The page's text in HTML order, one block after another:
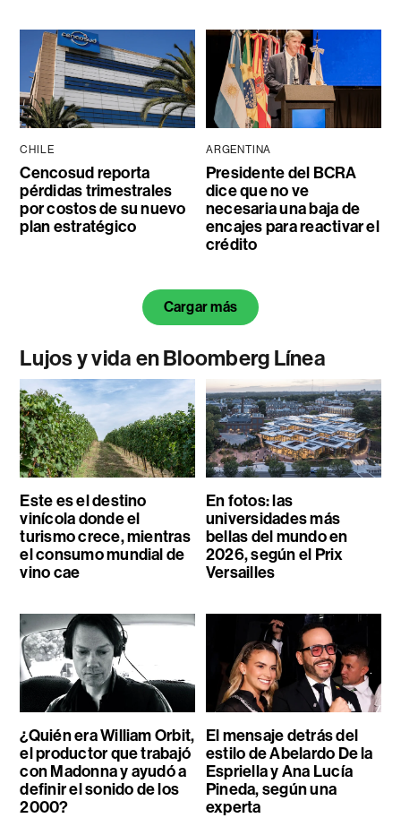
CHILE
Cencosud reporta
pérdidas trimestrales
por costos de su nuevo
plan estratégico
ARGENTINA
Presidente del BCRA
dice que no ve
necesaria una baja de
encajes para reactivar el
crédito
Cargar más
Lujos y vida en Bloomberg Línea
Este es el destino
vinícola donde el
turismo crece, mientras
el consumo mundial de
vino cae
En fotos: las
universidades más
bellas del mundo en
2026, según el Prix
Versailles
¿Quién era William Orbit,
el productor que trabajó
con Madonna y ayudó a
definir el sonido de los
2000?
El mensaje detrás del
estilo de Abelardo De la
Espriella y Ana Lucía
Pineda, según una
experta